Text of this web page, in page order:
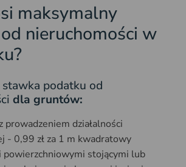
maksymalny
nieruchomości w
podatku od
dla gruntów:
prowadzeniem działalności
- 0,99 zł za 1 m kwadratowy
powierzchniowymi stojącymi lub